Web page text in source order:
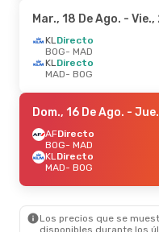
Mar., 18 De Ago. - Vie.,
KLDirecto
BOG- MAD
KLDirecto
MAD- BOG
Dom., 16 De Ago. -
AFDirecto
BOG- MAD
KLDirecto
MAD- BOG
Los precios que se
disponibles durante los